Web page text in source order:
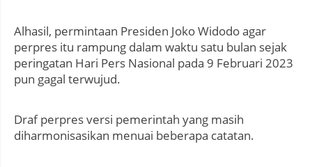
Alhasil, permintaan Presiden Joko Widodo agar
perpres itu rampung dalam waktu satu bulan sejak
peringatan Hari Pers Nasional pada 9 Februari 2023
pun gagal terwujud.
Draf perpres versi pemerintah yang masih
diharmonisasikan menuai beberapa catatan.